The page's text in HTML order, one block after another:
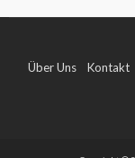
Über Uns Kontakt